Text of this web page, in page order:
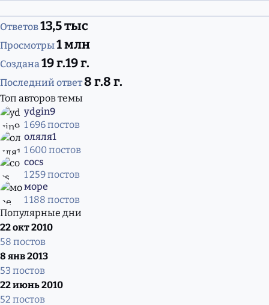
Ответов13,5 тыс
Просмотры1 млн
Создана19 г.19 г.
Последний ответ8 г.8 г.
Топ авторов темы
ydgin9
1 696 постов
оляля1
1 600 постов
cocs
1 259 постов
море
1 188 постов
Популярные дни
22 окт 2010
58 постов
8 янв 2013
53 постов
22 июнь 2010
52 постов